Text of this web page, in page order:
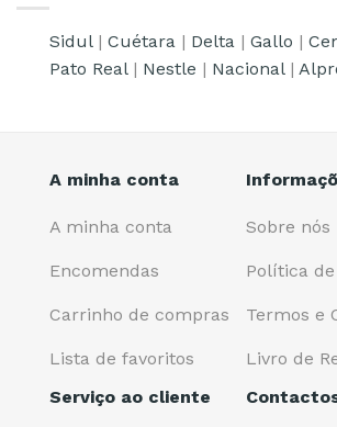
Sidul| Cuétara | Delta | Gallo |
Pato Real| Nestle | Nacional|
A minha conta
A minha conta
Encomendas
Carrinho de compras
Lista de favoritos
Sobre nós
Política
Termos e
Livro de
Serviço ao cliente